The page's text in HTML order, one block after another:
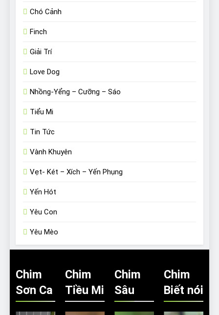
Chó Cảnh
Finch
Giải Trí
Love Dog
Nhồng-Yểng – Cưỡng – Sáo
Tiểu Mi
Tin Tức
Vành Khuyên
Vẹt- Két – Xích – Yến Phụng
Yến Hót
Yêu Con
Yêu Mèo
Chim
Sơn Ca
Chim
Tiều Mi
Chim
Sâu
Chim
Biết nói